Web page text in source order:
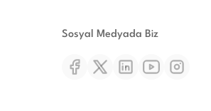
Sosyal Medyada Biz